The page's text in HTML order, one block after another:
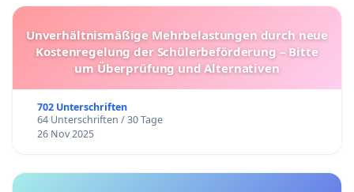
Unverhältnismäßige Mehrbelastungen durch neue
Kostenregelung der Schülerbeförderung – Bitte
um Überprüfung und Alternativen
702 Unterschriften
64 Unterschriften / 30 Tage
26 Nov 2025